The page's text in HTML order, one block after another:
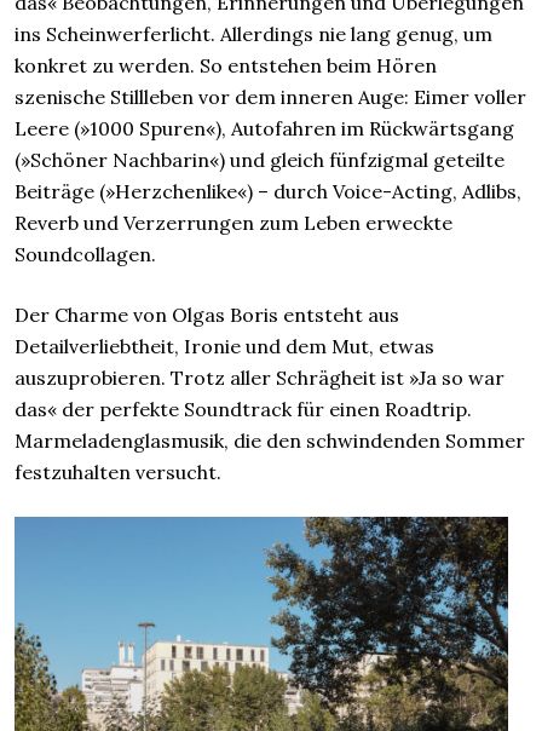
ins Scheinwerferlicht. Allerdings nie lang genug, um
konkret zu werden. So entstehen beim Hören
szenische Stillleben vor dem inneren Auge: Eimer voller
Leere (»1000 Spuren«), Autofahren im Rückwärtsgang
(»Schöner Nachbarin«) und gleich fünfzigmal geteilte
Beiträge (»Herzchenlike«) – durch Voice-Acting, Adlibs,
Reverb und Verzerrungen zum Leben erweckte
Soundcollagen.
Der Charme von Olgas Boris entsteht aus
Detailverliebtheit, Ironie und dem Mut, etwas
auszuprobieren. Trotz aller Schrägheit ist »Ja so war
das« der perfekte Soundtrack für einen Roadtrip.
Marmeladenglasmusik, die den schwindenden Sommer
festzuhalten versucht.